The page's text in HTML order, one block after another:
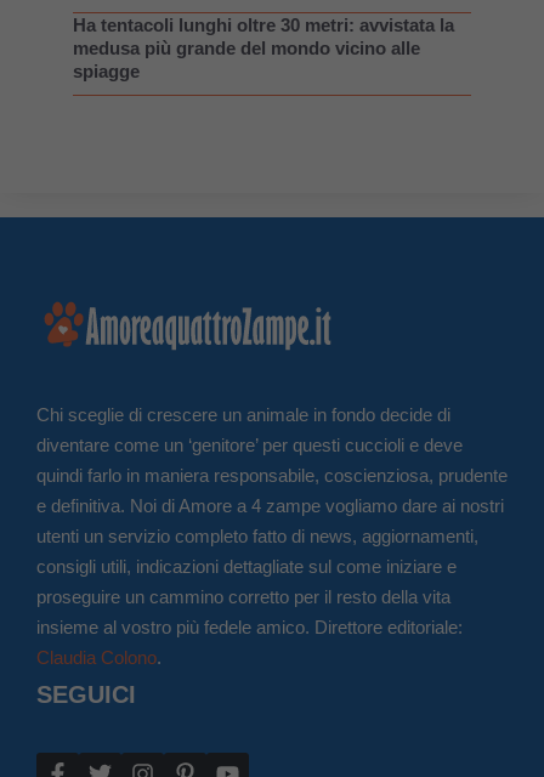
Ha tentacoli lunghi oltre 30 metri: avvistata la
medusa più grande del mondo vicino alle
spiagge
Chi sceglie di crescere un animale in fondo decide di
diventare come un ‘genitore’ per questi cuccioli e deve
quindi farlo in maniera responsabile, coscienziosa, prudente
e definitiva. Noi di Amore a 4 zampe vogliamo dare ai nostri
utenti un servizio completo fatto di news, aggiornamenti,
consigli utili, indicazioni dettagliate sul come iniziare e
proseguire un cammino corretto per il resto della vita
insieme al vostro più fedele amico. Direttore editoriale:
Claudia Colono.
SEGUICI